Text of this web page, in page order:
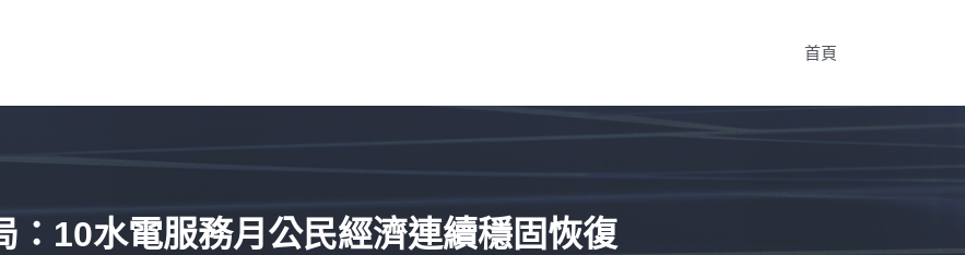
首頁
：10水電服務月公民經濟連續穩固恢復